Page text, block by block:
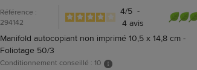
Référence :
294142
4/5 -
4 avis
Manifold autocopiant non imprimé 10,5 x 14,8 cm -
Foliotage 50/3
Conditionnement conseillé : 10